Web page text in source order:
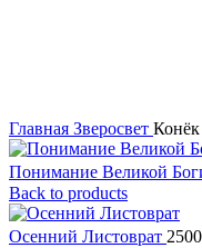
Главная Зверосвет
Понимание Великой
Back to products
Осенний Листоврат